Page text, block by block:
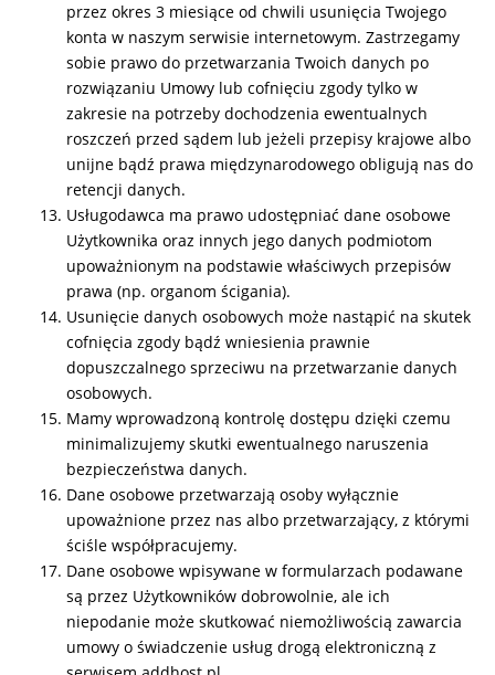
przez okres 3 miesiące od chwili usunięcia Twojego
konta w naszym serwisie internetowym. Zastrzegamy
sobie prawo do przetwarzania Twoich danych po
rozwiązaniu Umowy lub cofnięciu zgody tylko w
zakresie na potrzeby dochodzenia ewentualnych
roszczeń przed sądem lub jeżeli przepisy krajowe albo
unijne bądź prawa międzynarodowego obligują nas do
retencji danych.
Usługodawca ma prawo udostępniać dane osobowe
Użytkownika oraz innych jego danych podmiotom
upoważnionym na podstawie właściwych przepisów
prawa (np. organom ścigania).
Usunięcie danych osobowych może nastąpić na skutek
cofnięcia zgody bądź wniesienia prawnie
dopuszczalnego sprzeciwu na przetwarzanie danych
osobowych.
Mamy wprowadzoną kontrolę dostępu dzięki czemu
minimalizujemy skutki ewentualnego naruszenia
bezpieczeństwa danych.
Dane osobowe przetwarzają osoby wyłącznie
upoważnione przez nas albo przetwarzający, z którymi
ściśle współpracujemy.
Dane osobowe wpisywane w formularzach podawane
są przez Użytkowników dobrowolnie, ale ich
niepodanie może skutkować niemożliwością zawarcia
umowy o świadczenie usług drogą elektroniczną z